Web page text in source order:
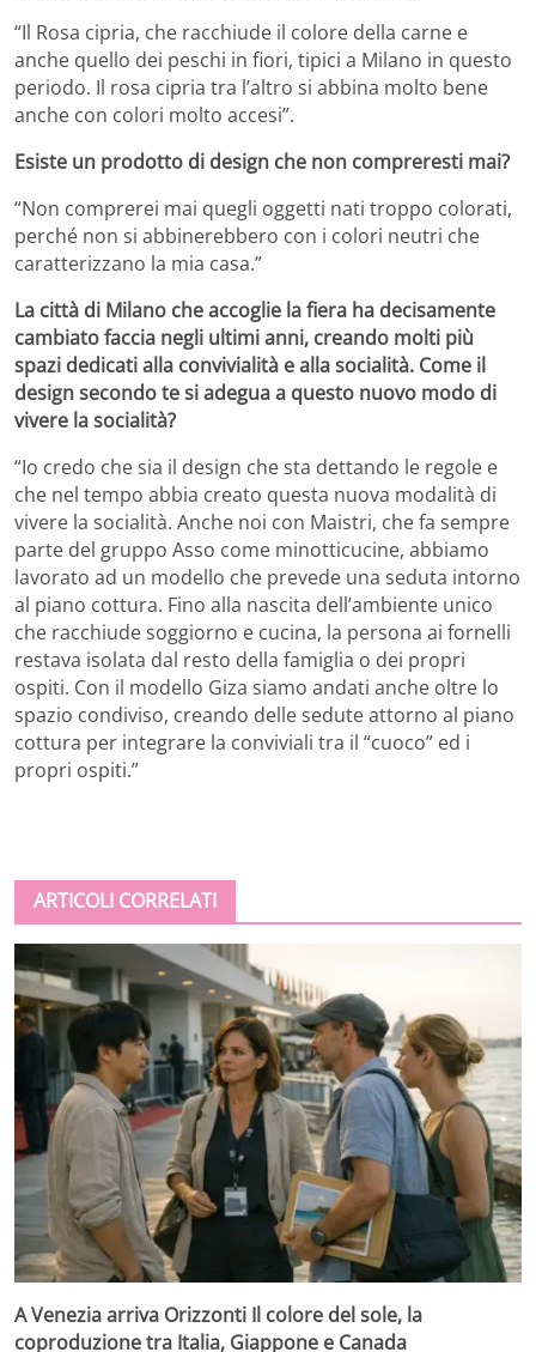
“Il Rosa cipria, che racchiude il colore della carne e
anche quello dei peschi in fiori, tipici a Milano in questo
periodo. Il rosa cipria tra l’altro si abbina molto bene
anche con colori molto accesi”.
Esiste un prodotto di design che non compreresti mai?
“Non comprerei mai quegli oggetti nati troppo colorati,
perché non si abbinerebbero con i colori neutri che
caratterizzano la mia casa.”
La città di Milano che accoglie la fiera ha decisamente
cambiato faccia negli ultimi anni, creando molti più
spazi dedicati alla convivialità e alla socialità. Come il
design secondo te si adegua a questo nuovo modo di
vivere la socialità?
“Io credo che sia il design che sta dettando le regole e
che nel tempo abbia creato questa nuova modalità di
vivere la socialità. Anche noi con Maistri, che fa sempre
parte del gruppo Asso come minotticucine, abbiamo
lavorato ad un modello che prevede una seduta intorno
al piano cottura. Fino alla nascita dell’ambiente unico
che racchiude soggiorno e cucina, la persona ai fornelli
restava isolata dal resto della famiglia o dei propri
ospiti. Con il modello Giza siamo andati anche oltre lo
spazio condiviso, creando delle sedute attorno al piano
cottura per integrare la conviviali tra il “cuoco” ed i
propri ospiti.”
ARTICOLI CORRELATI
A Venezia arriva Orizzonti Il colore del sole, la
coproduzione tra Italia, Giappone e Canada